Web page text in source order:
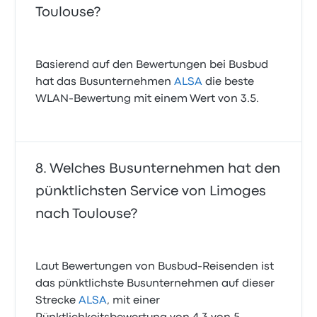
Toulouse?
Basierend auf den Bewertungen bei Busbud
hat das BusunternehmenALSA die beste
WLAN-Bewertung mit einem Wert von 3.5.
Welches Busunternehmen hat den
pünktlichsten Service von Limoges
nach Toulouse?
Laut Bewertungen von Busbud-Reisenden ist
das pünktlichste Busunternehmen auf dieser
StreckeALSA, mit einer